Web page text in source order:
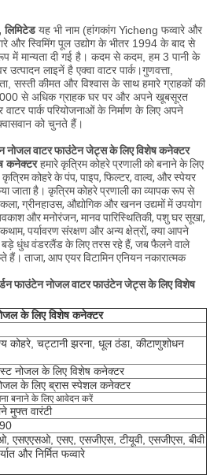
यह भी नाम (हांगकांग Yicheng फव्वारे और
और स्विमिंग पूल उद्योग के भीतर 1994 के बाद से
में मान्यता दी गई है। कदम से कदम, हम 3 पानी के
लाइनें है एक्वा वाटर पार्क।गुणवत्ता,
सस्ती कीमत और विश्वास के साथ हमारे ग्राहकों की
से अधिक ग्राहक घर पर और अपने खूबसूरत
पार्क परियोजनाओं के निर्माण के लिए अपने
को चुनते हैं।
नोजल वाटर फाउंटेन जेट्स के लिए विशेष कनेक्टर
कनेक्टर हमारे कृत्रिम कोहरे प्रणाली को बनाने के लिए
कोहरे के पंप, पाइप, फिल्टर, वाल्व, और स्पेयर
जाता है। कृत्रिम कोहरे प्रणाली का व्यापक रूप से
ग्रीनहाउस, औद्योगिक और खनन उद्यमों में उपयोग
और मनोरंजन, मानव पारिस्थितिकी, पशु घर सूखा,
पर्यावरण संरक्षण और अन्य क्षेत्रों, क्या आपने
बड़े धुंध वंडरलैंड के लिए तरस रहे हैं, जब फैलने वाले
ताजा, आप एयर विटामिन एनियन नकारात्मक
फाउंटेन नोजल वाटर फाउंटेन जेट्स के लिए विशेष
के लिए विशेष कनेक्टर
कोहरे, चट्टानी झरना, धूल ठंडा, कीटाणुशोधन
नोजल के लिए विशेष कनेक्टर
के लिए ब्रास स्पेशल कनेक्टर
बनाने के लिए आवेदन करें
मुफ्त वारंटी
एसएएसओ, एसए, एसजीएस, टीयूवी, एसजीएस, बीवी
और निर्मित फव्वारे